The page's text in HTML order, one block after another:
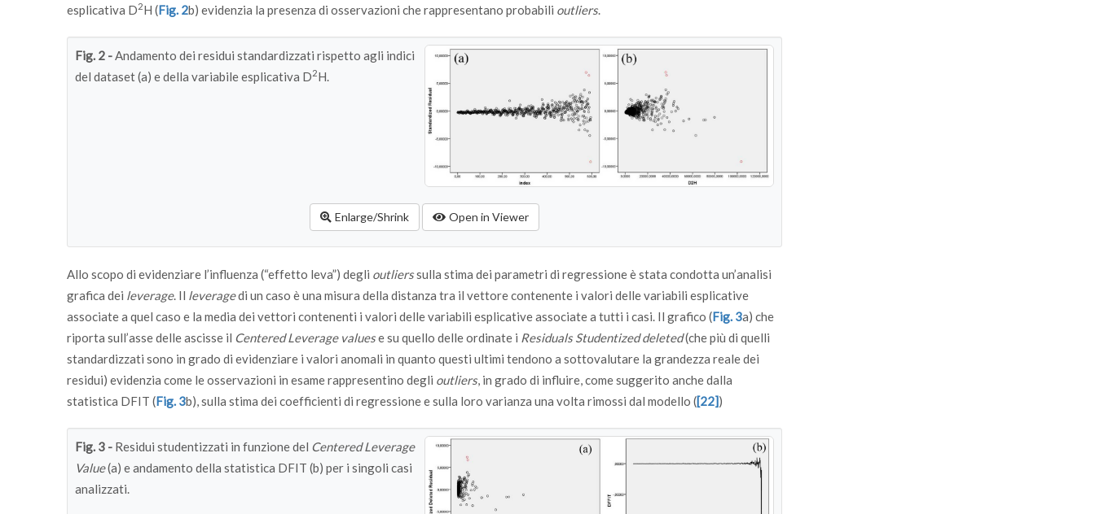
esplicativa D2H (Fig. 2b) evidenzia la presenza di osservazioni che rappresentano probabili outliers.
Fig. 2 -Andamento dei residui standardizzati rispetto agli indici
del dataset (a) e della variabile esplicativa D2H.
Enlarge/Shrink Open in Viewer
Allo scopo di evidenziare l’influenza (“effetto leva”) degli outlierssulla stima dei parametri di regressione è stata condotta un’analisi
grafica dei leverage. Il leveragedi un caso è una misura della distanza tra il vettore contenente i valori delle variabili esplicative
associate a quel caso e la media dei vettori contenenti i valori delle variabili esplicative associate a tutti i casi. Il grafico (Fig. 3a) che
riporta sull’asse delle ascisse il Centered Leverage valuese su quello delle ordinate i Residuals Studentized deleted(che più di quelli
standardizzati sono in grado di evidenziare i valori anomali in quanto questi ultimi tendono a sottovalutare la grandezza reale dei
residui) evidenzia come le osservazioni in esame rappresentino degli outliers, in grado di influire, come suggerito anche dalla
statistica DFIT (Fig. 3b), sulla stima dei coefficienti di regressione e sulla loro varianza una volta rimossi dal modello ([22])
Fig. 3 - Residui studentizzati in funzione del Centered Leverage
Value(a) e andamento della statistica DFIT (b) per i singoli casi
analizzati.